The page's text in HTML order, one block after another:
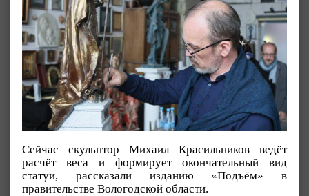
Сейчас скульптор Михаил Красильников ведёт
расчёт веса и формирует окончательный вид
статуи, рассказали изданию «Подъём» в
правительстве Вологодской области.